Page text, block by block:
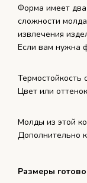
Форма имеет два
сложности
извлечения
Если вам нужна
Термостойкость
Цвет или
Молды из этой
Дополнительно
Размеры